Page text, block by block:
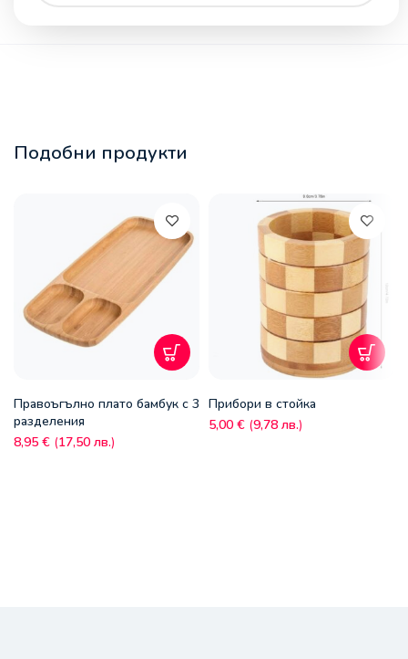
Подобни продукти
Правоъгълно плато бамбук с 3
разделения
8,95 € (17,50 лв.)
Прибори в стойка
5,00 € (9,78 лв.)